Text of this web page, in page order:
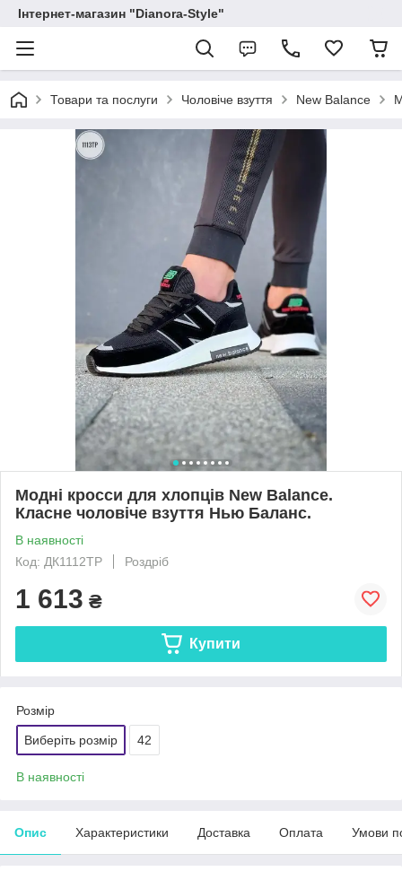
Інтернет-магазин "Dianora-Style"
Товари та послуги Чоловіче взуття New Balance
Модні кросси для хлопців New Balance.
Класне чоловіче взуття Нью Баланс.
В наявності
Код: ДК1112TP
Роздріб
1 613 ₴
Купити
Розмір
Виберіть розмір 42
В наявності
Опис Характеристики Доставка Оплата Умови